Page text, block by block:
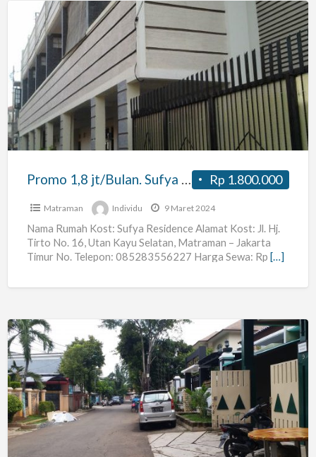
Promo
1,8
jt/Bulan.
Sufya
Residence
Kost
Exclusive
terjangkau
Rp 1.800.000
Matraman Individu 9 Maret 2024
Nama Rumah Kost: Sufya Residence Alamat Kost: Jl. Hj.
Tirto No. 16, Utan Kayu Selatan, Matraman – Jakarta
Timur No. Telepon: 085283556227 Harga Sewa: Rp […]
KosGB9,
jl
galursari
barat
9,
utankayu,